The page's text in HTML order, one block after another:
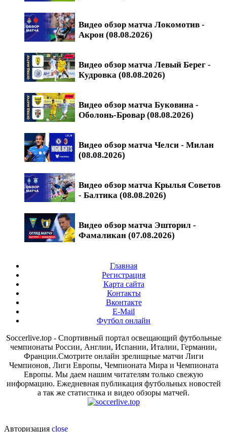
Видео обзор матча Локомотив -
Акрон (08.08.2026)
Видео обзор матча Левый Берег -
Кудровка (08.08.2026)
Видео обзор матча Буковина -
Оболонь-Бровар (08.08.2026)
Видео обзор матча Челси - Милан
(08.08.2026)
Видео обзор матча Крылья Советов
- Балтика (08.08.2026)
Видео обзор матча Эшторил -
Фамаликан (07.08.2026)
Главная
Регистрация
Карта сайта
Контакты
Вконтакте
E-Mail
Футбол онлайн
Soccerlive.top - Спортивный портал освещающий футбольные
чемпионаты России, Англии, Испании, Италии, Германии,
Франции.Смотрите онлайн зрелищные матчи Лиги
Чемпионов, Лиги Европы, Чемпионата Мира и Чемпионата
Европы. Мы даем нашим читателям только свежую
информацию. Ежедневная публикация футбольных новостей
а так же статистика и видео обзоры матчей.
Авторизация close